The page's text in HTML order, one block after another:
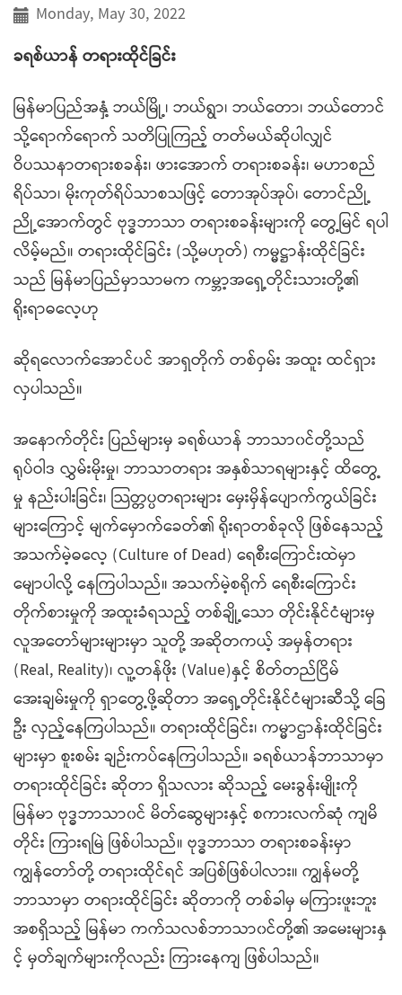
Monday, May 30, 2022
ခရစ်ယာန် တရားထိုင်ခြင်း
မြန်မာပြည်အနှံ့ ဘယ်မြို့၊ ဘယ်ရွာ၊ ဘယ်တော၊ ဘယ်တောင်
သို့ရောက်ရောက် သတိပြုကြည့် တတ်မယ်ဆိုပါလျှင်
ဝိပဿနာတရားစခန်း၊ ဖားအောက် တရားစခန်း၊ မဟာစည်
ရိပ်သာ၊ မိုးကုတ်ရိပ်သာစသဖြင့် တောအုပ်အုပ်၊ တောင်ညို့
ညို့အောက်တွင် ဗုဒ္ဓဘာသာ တရားစခန်းများကို တွေ့မြင် ရပါ
လိမ့်မည်။ တရားထိုင်ခြင်း (သို့မဟုတ်) ကမ္မဋ္ဌာန်းထိုင်ခြင်း
သည် မြန်မာပြည်မှာသာမက ကမ္ဘာ့အရှေ့တိုင်းသားတို့၏
ရိုးရာဓလေ့ဟု
ဆိုရလောက်အောင်ပင် အာရှတိုက် တစ်ဝှမ်း အထူး ထင်ရှား
လှပါသည်။
အနောက်တိုင်း ပြည်များမှ ခရစ်ယာန် ဘာသာ၀င်တို့သည်
ရုပ်ဝါဒ လွှမ်းမိုးမှု၊ ဘာသာတရား အနှစ်သာရများနှင့် ထိတွေ့
မှု နည်းပါးခြင်း၊ သြတ္တပ္ပတရားများ မှေးမှိန်ပျောက်ကွယ်ခြင်း
များကြောင့် မျက်မှောက်ခေတ်၏ ရိုးရာတစ်ခုလို ဖြစ်နေသည့်
အသက်မဲ့ဓလေ့ (Culture of Dead) ရေစီးကြောင်းထဲမှာ
မျောပါလို့ နေကြပါသည်။ အသက်မဲ့စရိုက် ရေစီးကြောင်း
တိုက်စားမှုကို အထူးခံရသည့် တစ်ချို့သော တိုင်းနိုင်ငံများမှ
လူအတော်များများမှာ သူတို့ အဆိုတကယ့် အမှန်တရား
(Real, Reality)၊ လူ့တန်ဖိုး (Value)နှင့် စိတ်တည်ငြိမ်
အေးချမ်းမှုကို ရှာတွေ့ဖို့ဆိုတာ အရှေ့တိုင်းနိုင်ငံများဆီသို့ ခြေ
ဦး လှည့်နေကြပါသည်။ တရားထိုင်ခြင်း၊ ကမ္မာဌာန်းထိုင်ခြင်း
များမှာ စူးစမ်း ချဉ်းကပ်နေကြပါသည်။ ခရစ်ယာန်ဘာသာမှာ
တရားထိုင်ခြင်း ဆိုတာ ရှိသလား ဆိုသည့် မေးခွန်းမျိုးကို
မြန်မာ ဗုဒ္ဓဘာသာ၀င် မိတ်ဆွေများနှင့် စကားလက်ဆုံ ကျမိ
တိုင်း ကြားရမြဲ ဖြစ်ပါသည်။ ဗုဒ္ဓဘာသာ တရားစခန်းမှာ
ကျွန်တော်တို့ တရားထိုင်ရင် အပြစ်ဖြစ်ပါလား။ ကျွန်မတို့
ဘာသာမှာ တရားထိုင်ခြင်း ဆိုတာကို တစ်ခါမှ မကြားဖူးဘူး
အစရှိသည့် မြန်မာ ကက်သလစ်ဘာသာ၀င်တို့၏ အမေးများနှ
င့် မှတ်ချက်များကိုလည်း ကြားနေကျ ဖြစ်ပါသည်။